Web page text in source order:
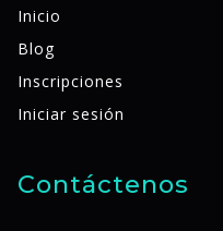
Inicio
Blog
Inscripciones
Iniciar sesión
Contáctenos